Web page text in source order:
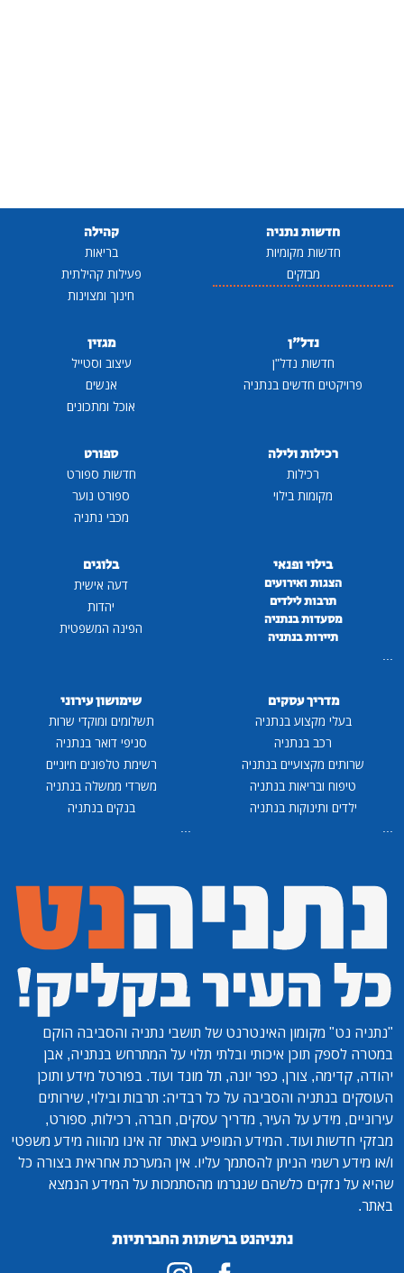
חדשות נתניה
חדשות מקומיות
מבזקים
קהילה
בריאות
פעילות קהילתית
חינוך ומצוינות
נדל"ן
חדשות נדל"ן
פרויקטים חדשים בנתניה
מגזין
עיצוב וסטייל
אנשים
אוכל ומתכונים
רכילות ולילה
רכילות
מקומות בילוי
ספורט
חדשות ספורט
ספורט נוער
מכבי נתניה
בילוי ופנאי
הצגות ואירועים
תרבות לילדים
מסעדות בנתניה
תיירות בנתניה
...
בלוגים
דעה אישית
יהדות
הפינה המשפטית
מדריך עסקים
בעלי מקצוע בנתניה
רכב בנתניה
שרותים מקצועיים בנתניה
טיפוח ובריאות בנתניה
ילדים ותינוקות בנתניה
...
שימושון עירוני
תשלומים ומוקדי שרות
סניפי דואר בנתניה
רשימת טלפונים חיוניים
משרדי ממשלה בנתניה
בנקים בנתניה
...
"נתניה נט" מקומון האינטרנט של תושבי נתניה והסביבה הוקם
במטרה לספק תוכן איכותי ובלתי תלוי על המתרחש בנתניה, אבן
יהודה, קדימה, צורן, כפר יונה, תל מונד ועוד. בפורטל מידע ותוכן
העוסקים בנתניה והסביבה על כל רבדיה: תרבות ובילוי, שירותים
עירוניים, מידע על העיר, מדריך עסקים, חברה, רכילות, ספורט,
מבזקי חדשות ועוד. המידע המופיע באתר זה אינו מהווה מידע משפטי
ו/או מידע רשמי הניתן להסתמך עליו. אין המערכת אחראית בצורה כל
שהיא על נזקים כלשהם שנגרמו מהסתמכות על המידע הנמצא
באתר.
נתניהנט ברשתות החברתיות